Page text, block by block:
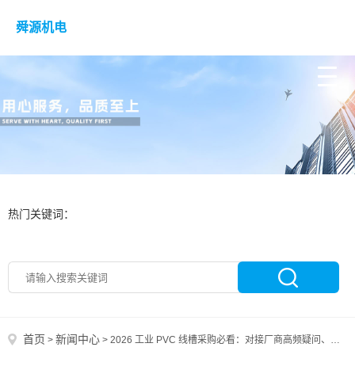
舜源机电
热门关键词：
首页 > 新闻中心 > 2026 工业 PVC 线槽采购必看：对接厂商高频疑问、价格现货全梳理及实操 FAQ